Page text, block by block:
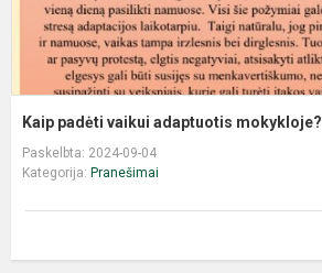
Kaip padėti vaikui adaptuotis mokykloje?
Paskelbta: 2024-09-04
Kategorija: Pranešimai